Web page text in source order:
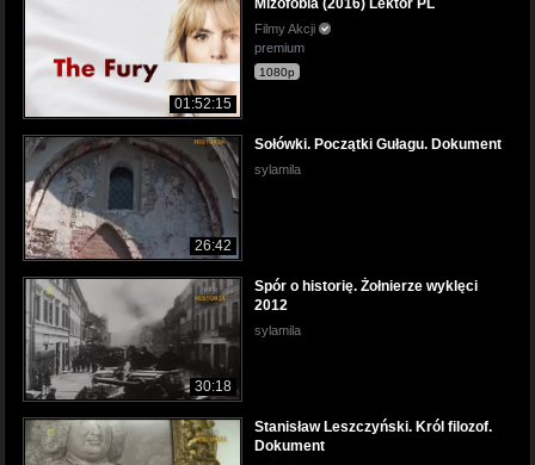
01:52:15
Mizofobia (2016) Lektor PL
Filmy Akcji
premium
1080p
26:42
Sołówki. Początki Gułagu. Dokument
sylamila
30:18
Spór o historię. Żołnierze wyklęci
2012
sylamila
Stanisław Leszczyński. Król filozof.
Dokument